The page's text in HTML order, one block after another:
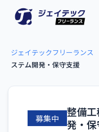
ジェイテックフリーランス
ステム開発・保守支援
募集中
整備
発・